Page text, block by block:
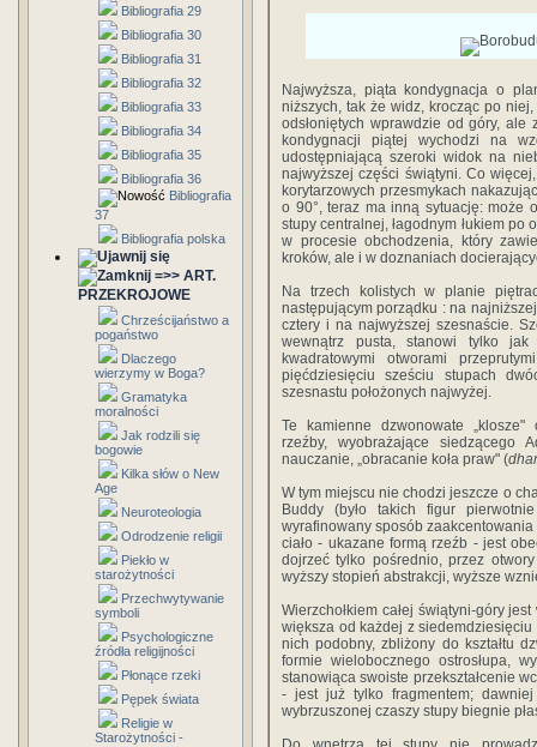
Bibliografia 29
Bibliografia 30
Bibliografia 31
Bibliografia 32
Bibliografia 33
Bibliografia 34
Bibliografia 35
Bibliografia 36
Bibliografia
37
Bibliografia polska
=>> ART.
PRZEKROJOWE
Chrześcijaństwo a
pogaństwo
Dlaczego
wierzymy w Boga?
Gramatyka
moralności
Jak rodzili się
bogowie
Kilka słów o New
Age
Neuroteologia
Odrodzenie religii
Piekło w
starożytności
Przechwytywanie
symboli
Psychologiczne
źródła religijności
Płonące rzeki
Pępek świata
Religie w
Starożytności -
Najwyższa, piąta kondygnacja o
niższych, tak że widz, krocząc po
odsłoniętych wprawdzie od góry,
kondygnacji piątej wychodzi na
udostępniającą szeroki widok na
najwyższej części świątyni. Co
korytarzowych przesmykach
o 90°, teraz ma inną sytuację: może
stupy centralnej, łagodnym łukiem po
w procesie obchodzenia, który
kroków, ale i w doznaniach
Na trzech kolistych w planie
następującym porządku : na
cztery i na najwyższej szesnaście.
wewnątrz pusta, stanowi tylko
kwadratowymi otworami
pięćdziesięciu sześciu stupach
szesnastu położonych najwyżej.
Te kamienne dzwonowate „klosze"
rzeźby, wyobrażające siedzącego
nauczanie, „obracanie koła praw" (
W tym miejscu nie chodzi jeszcze o
Buddy (było takich figur
wyrafinowany sposób zaakcentowania
ciało - ukazane formą rzeźb - jest
dojrzeć tylko pośrednio, przez
wyższy stopień abstrakcji, wyższe
Wierzchołkiem całej świątyni-góry
większa od każdej z siedemdziesięciu
nich podobny, zbliżony do kształtu
formie wielobocznego ostrosłupa,
stanowiąca swoiste przekształcenie
- jest już tylko fragmentem;
wybrzuszonej czaszy stupy biegnie